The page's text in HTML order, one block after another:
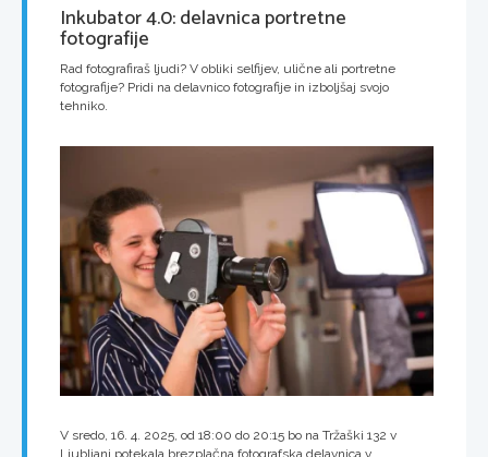
Inkubator 4.0: delavnica portretne
fotografije
Rad fotografiraš ljudi? V obliki selfijev, ulične ali portretne
fotografije? Pridi na delavnico fotografije in izboljšaj svojo
tehniko.
V sredo, 16. 4. 2025, od 18:00 do 20:15 bo na Tržaški 132 v
Ljubljani potekala brezplačna fotografska delavnica v